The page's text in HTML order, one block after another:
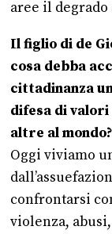
aree il
Il figlio di de
cosa debba
cittadinanza
difesa di valori
altre al mondo?
Oggi viviamo
confrontarsi
violenza,